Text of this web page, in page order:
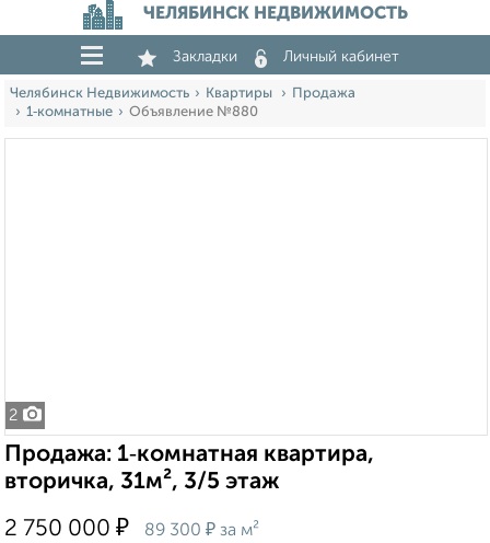
ЧЕЛЯБИНСК НЕДВИЖИМОСТЬ
Закладки Личный кабинет
Челябинск Недвижимость Квартиры
Продажа
1‑комнатные
Объявление №880
2
Продажа: 1‑комнатная квартира,
вторичка, 31м², 3/5 этаж
2 750 000 ₽ 89 300 ₽ за м²